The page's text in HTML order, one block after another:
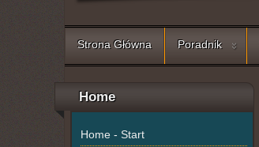
Strona Główna Poradnik
Home
Home - Start